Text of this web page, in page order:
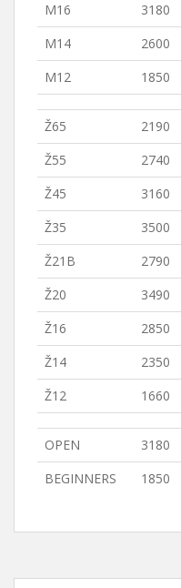
M16
3180
M14
2600
M12
1850
Ž65 2190
Ž55
2740
Ž45
3160
Ž35
3500
Ž21B
2790
Ž20
3490
Ž16
2850
Ž14
2350
Ž12
1660
OPEN 3180
BEGINNERS
1850